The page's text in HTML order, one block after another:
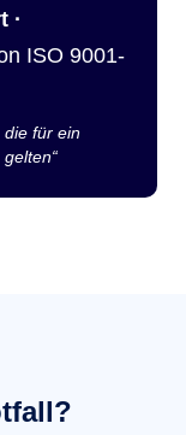
·
ISO 9001-
die für ein